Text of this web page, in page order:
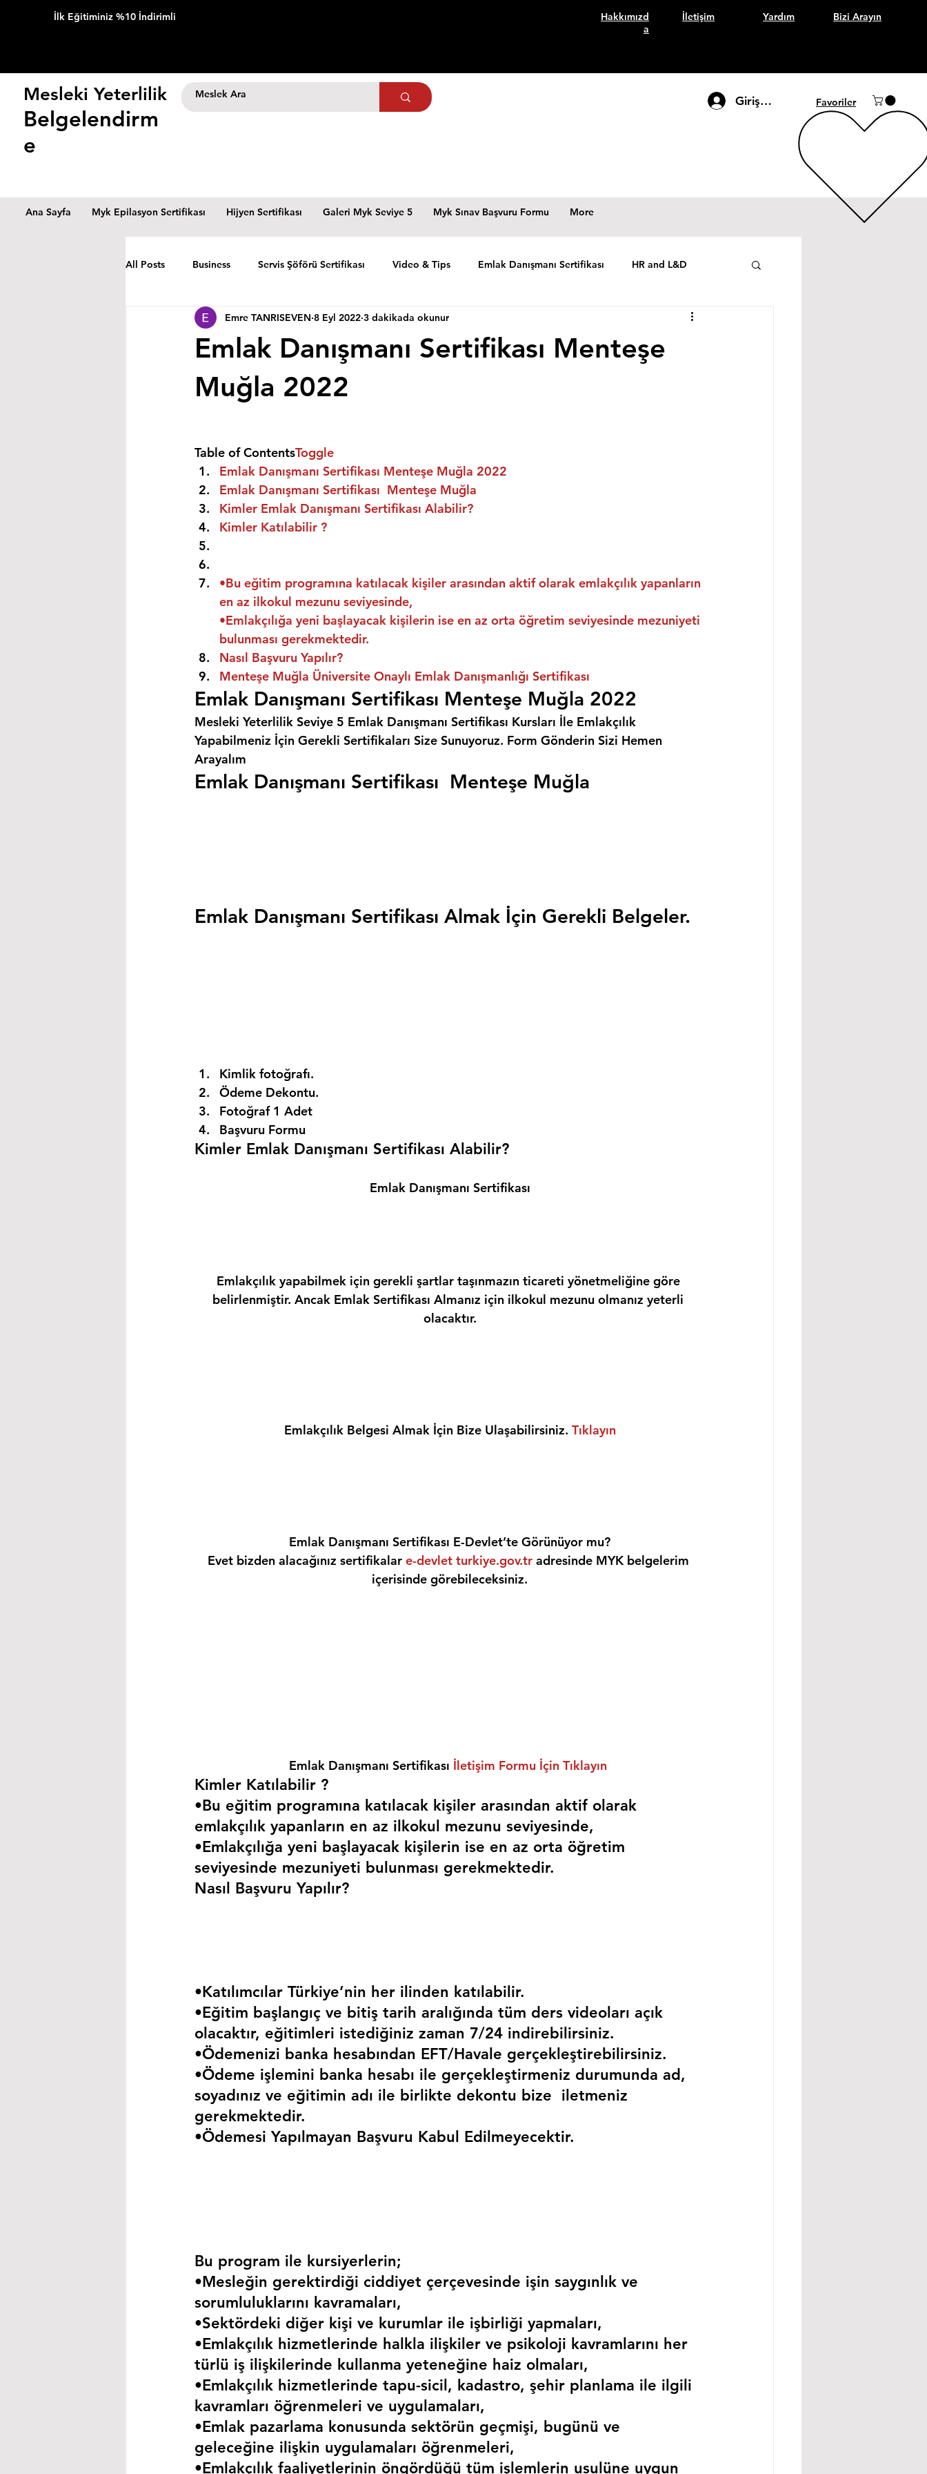
İlk Eğitiminiz %10 İndirimli
Hakkımızd
a
İletişim Yardım Bizi Arayın
Mesleki Yeterlilik
Belgelendirm
e
Giriş Yap Favoriler
Ana Sayfa Myk Epilasyon Sertifikası Hijyen Sertifikası Galeri Myk Seviye 5 Myk Sınav Başvuru Formu More
All Posts Business Servis Şöförü Sertifikası Video & Tips Emlak Danışmanı Sertifikası HR and L&D
Emlak Danışmanı Sertifikası Menteşe
Muğla 2022
Emre TANRISEVEN 8 Eyl 2022 3 dakikada okunur
Table of ContentsToggle
Emlak Danışmanı Sertifikası Menteşe Muğla 2022
Emlak Danışmanı Sertifikası  Menteşe Muğla
Kimler Emlak Danışmanı Sertifikası Alabilir?
Kimler Katılabilir ?
•Bu eğitim programına katılacak kişiler arasından aktif olarak emlakçılık yapanların
en az ilkokul mezunu seviyesinde,
•Emlakçılığa yeni başlayacak kişilerin ise en az orta öğretim seviyesinde mezuniyeti
bulunması gerekmektedir.
Nasıl Başvuru Yapılır?
Menteşe Muğla Üniversite Onaylı Emlak Danışmanlığı Sertifikası
Emlak Danışmanı Sertifikası Menteşe Muğla 2022
Mesleki Yeterlilik Seviye 5 Emlak Danışmanı Sertifikası Kursları İle Emlakçılık
Yapabilmeniz İçin Gerekli Sertifikaları Size Sunuyoruz. Form Gönderin Sizi Hemen
Arayalım
Emlak Danışmanı Sertifikası  Menteşe Muğla
Emlak Danışmanı Sertifikası Almak İçin Gerekli Belgeler.
Kimlik fotoğrafı.
Ödeme Dekontu.
Fotoğraf 1 Adet
Başvuru Formu
Kimler Emlak Danışmanı Sertifikası Alabilir?
Emlak Danışmanı Sertifikası
Emlakçılık yapabilmek için gerekli şartlar taşınmazın ticareti yönetmeliğine göre
belirlenmiştir. Ancak Emlak Sertifikası Almanız için ilkokul mezunu olmanız yeterli
olacaktır.
Emlakçılık Belgesi Almak İçin Bize Ulaşabilirsiniz. Tıklayın
Emlak Danışmanı Sertifikası E-Devlet’te Görünüyor mu?
Evet bizden alacağınız sertifikalar e-devlet turkiye.gov.tr adresinde MYK belgelerim
içerisinde görebileceksiniz.
Emlak Danışmanı Sertifikası İletişim Formu İçin Tıklayın
Kimler Katılabilir ?
•Bu eğitim programına katılacak kişiler arasından aktif olarak
emlakçılık yapanların en az ilkokul mezunu seviyesinde,
•Emlakçılığa yeni başlayacak kişilerin ise en az orta öğretim
seviyesinde mezuniyeti bulunması gerekmektedir.
Nasıl Başvuru Yapılır?
•Katılımcılar Türkiye’nin her ilinden katılabilir.
•Eğitim başlangıç ve bitiş tarih aralığında tüm ders videoları açık
olacaktır, eğitimleri istediğiniz zaman 7/24 indirebilirsiniz.
•Ödemenizi banka hesabından EFT/Havale gerçekleştirebilirsiniz.
•Ödeme işlemini banka hesabı ile gerçekleştirmeniz durumunda ad,
soyadınız ve eğitimin adı ile birlikte dekontu bize  iletmeniz
gerekmektedir.
•Ödemesi Yapılmayan Başvuru Kabul Edilmeyecektir.
Bu program ile kursiyerlerin;
•Mesleğin gerektirdiği ciddiyet çerçevesinde işin saygınlık ve
sorumluluklarını kavramaları,
•Sektördeki diğer kişi ve kurumlar ile işbirliği yapmaları,
•Emlakçılık hizmetlerinde halkla ilişkiler ve psikoloji kavramlarını her
türlü iş ilişkilerinde kullanma yeteneğine haiz olmaları,
•Emlakçılık hizmetlerinde tapu-sicil, kadastro, şehir planlama ile ilgili
kavramları öğrenmeleri ve uygulamaları,
•Emlak pazarlama konusunda sektörün geçmişi, bugünü ve
geleceğine ilişkin uygulamaları öğrenmeleri,
•Emlakçılık faaliyetlerinin öngördüğü tüm işlemlerin usulüne uygun